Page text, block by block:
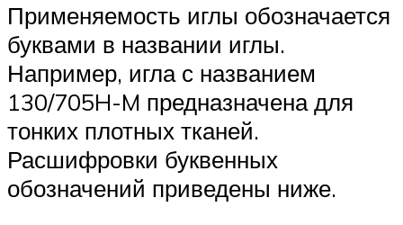
Применяемость иглы обозначается
буквами в названии иглы.
Например, игла с названием
130/705H-M предназначена для
тонких плотных тканей.
Расшифровки буквенных
обозначений приведены ниже.